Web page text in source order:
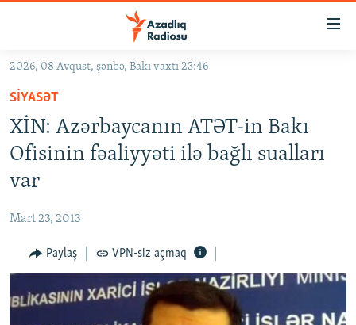
Əsas
qayıt
Əsas
naviqasiyaya
qayıt
Axtarışa
GÜNDƏM
#İZAHLA
KORRUPSIOMETR
QANUNI DOĞRU
ARAŞDIRMA
MULTIMEDIA
RADIO ARXIV
2026, 08 Avqust, şənbə, Bakı vaxtı 23:46
SIYASƏT
XİN: Azərbaycanın ATƏT-in Bakı
Ofisinin fəaliyyəti ilə bağlı sualları
var
Mart 23, 2013
Paylaş VPN-siz açmaq